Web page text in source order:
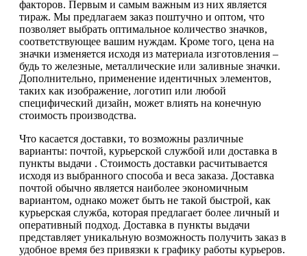
факторов. Первым и самым важным из них является
тираж. Мы предлагаем заказ поштучно и оптом, что
позволяет выбрать оптимальное количество значков,
соответствующее вашим нуждам. Кроме того, цена на
значки изменяется исходя из материала изготовления –
будь то железные, металлические или заливные значки.
Дополнительно, применение идентичных элементов,
таких как изображение, логотип или любой
специфический дизайн, может влиять на конечную
стоимость производства.
Что касается доставки, то возможны различные
варианты: почтой, курьерской службой или доставка в
пункты выдачи . Стоимость доставки расчитывается
исходя из выбранного способа и веса заказа. Доставка
почтой обычно является наиболее экономичным
вариантом, однако может быть не такой быстрой, как
курьерская служба, которая предлагает более личный и
оперативный подход. Доставка в пункты выдачи
представляет уникальную возможность получить заказ в
удобное время без привязки к графику работы курьеров.